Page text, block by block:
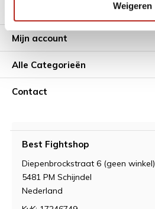
Weigeren
Mijn account
Alle Categorieën
Contact
Best Fightshop
Diepenbrockstraat 6 (geen winkel)
5481 PM Schijndel
Nederland